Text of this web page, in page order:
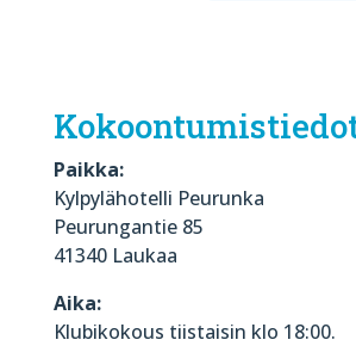
Paikka:
Kylpylähotelli Peurunka
Peurungantie 85
41340 Laukaa
Aika:
Klubikokous tiistaisin klo 18:00.